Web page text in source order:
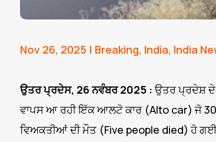
Nov 26, 2025 | Breaking, India, India
ਉਤਰ ਪ੍ਰਦੇਸ, 26 ਨਵੰਬਰ 2025 : ਉਤਰ ਪ੍ਰਦੇਸ਼ ਦੇ
ਵਾਪਸ ਆ ਰਹੀ ਇੱਕ ਆਲਟੋ ਕਾਰ (Alto car) ਜੋ 30
ਵਿਅਕਤੀਆਂ ਦੀ ਮੌਤ (Five people died) ਹੋ